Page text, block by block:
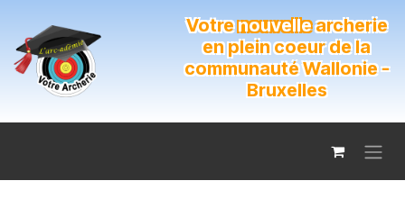
Votrenouvellearcherie
en plein coeur de la
communauté Wallonie -
Bruxelles